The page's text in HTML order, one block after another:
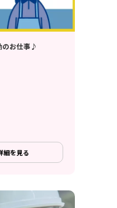
のお仕事♪
細を見る